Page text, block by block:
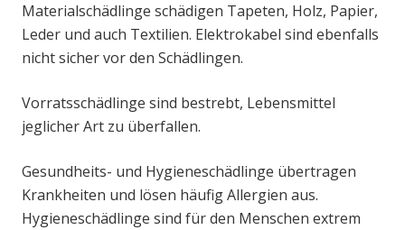
Materialschädlinge schädigen Tapeten, Holz, Papier,
Leder und auch Textilien. Elektrokabel sind ebenfalls
nicht sicher vor den Schädlingen.
Vorratsschädlinge sind bestrebt, Lebensmittel
jeglicher Art zu überfallen.
Gesundheits- und Hygieneschädlinge übertragen
Krankheiten und lösen häufig Allergien aus.
Hygieneschädlinge sind für den Menschen extrem